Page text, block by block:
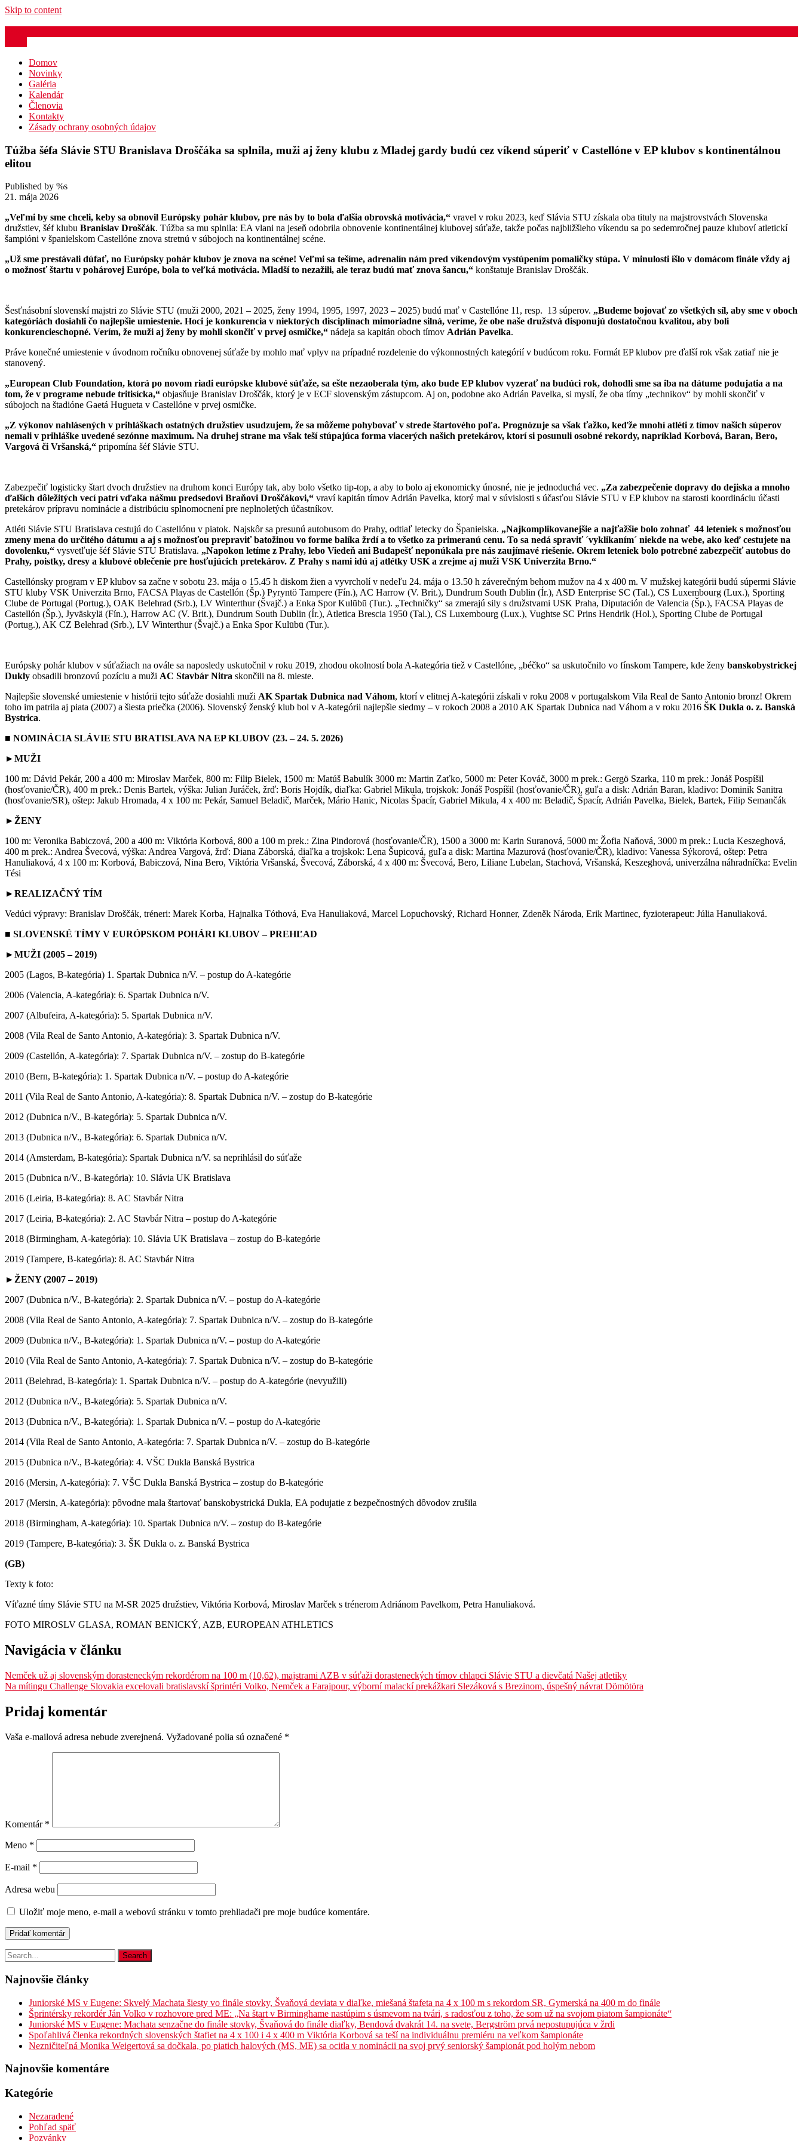
Skip to content
Domov
Novinky
Galéria
Kalendár
Členovia
Kontakty
Zásady ochrany osobných údajov
Túžba šéfa Slávie STU Branislava Droščáka sa splnila, muži aj ženy klubu z Mladej gardy budú cez víkend súperiť v Castellóne v EP klubov s kontinentálnou
elitou
Published by %s
21. mája 2026
„Veľmi by sme chceli, keby sa obnovil Európsky pohár klubov, pre nás by to bola ďalšia obrovská motivácia,“ vravel v roku 2023, keď Slávia STU získala oba tituly na majstrovstvách Slovenska
družstiev, šéf klubu Branislav Droščák. Túžba sa mu splnila: EA vlani na jeseň odobrila obnovenie kontinentálnej klubovej súťaže, takže počas najbližšieho víkendu sa po sedemročnej pauze kluboví atletickí
šampióni v španielskom Castellóne znova stretnú v súbojoch na kontinentálnej scéne.
„Už sme prestávali dúfať, no Európsky pohár klubov je znova na scéne! Veľmi sa tešíme, adrenalín nám pred víkendovým vystúpením pomaličky stúpa. V minulosti išlo v domácom finále vždy aj
o možnosť štartu v pohárovej Európe, bola to veľká motivácia. Mladší to nezažili, ale teraz budú mať znova šancu,“ konštatuje Branislav Droščák.
Šesťnásobní slovenskí majstri zo Slávie STU (muži 2000, 2021 – 2025, ženy 1994, 1995, 1997, 2023 – 2025) budú mať v Castellóne 11, resp. 13 súperov. „Budeme bojovať zo všetkých síl, aby sme v oboch
kategóriách dosiahli čo najlepšie umiestenie. Hoci je konkurencia v niektorých disciplínach mimoriadne silná, veríme, že obe naše družstvá disponujú dostatočnou kvalitou, aby boli
konkurencieschopné. Verím, že muži aj ženy by mohli skončiť v prvej osmičke,“ nádeja sa kapitán oboch tímov Adrián Pavelka.
Práve konečné umiestenie v úvodnom ročníku obnovenej súťaže by mohlo mať vplyv na prípadné rozdelenie do výkonnostných kategórií v budúcom roku. Formát EP klubov pre ďalší rok však zatiaľ nie je
stanovený.
„European Club Foundation, ktorá po novom riadi európske klubové súťaže, sa ešte nezaoberala tým, ako bude EP klubov vyzerať na budúci rok, dohodli sme sa iba na dátume podujatia a na
tom, že v programe nebude tritisícka,“ objasňuje Branislav Droščák, ktorý je v ECF slovenským zástupcom. Aj on, podobne ako Adrián Pavelka, si myslí, že oba tímy „technikov“ by mohli skončiť v
súbojoch na štadióne Gaetá Hugueta v Castellóne v prvej osmičke.
„Z výkonov nahlásených v prihláškach ostatných družstiev usudzujem, že sa môžeme pohybovať v strede štartového poľa. Prognózuje sa však ťažko, keďže mnohí atléti z tímov našich súperov
nemali v prihláške uvedené sezónne maximum. Na druhej strane ma však teší stúpajúca forma viacerých našich pretekárov, ktorí si posunuli osobné rekordy, napríklad Korbová, Baran, Bero,
Vargová či Vršanská,“ pripomína šéf Slávie STU.
Zabezpečiť logisticky štart dvoch družstiev na druhom konci Európy tak, aby bolo všetko tip-top, a aby to bolo aj ekonomicky únosné, nie je jednoduchá vec. „Za zabezpečenie dopravy do dejiska a mnoho
ďalších dôležitých vecí patrí vďaka nášmu predsedovi Braňovi Droščákovi,“ vraví kapitán tímov Adrián Pavelka, ktorý mal v súvislosti s účasťou Slávie STU v EP klubov na starosti koordináciu účasti
pretekárov prípravu nominácie a distribúciu splnomocnení pre neplnoletých účastníkov.
Atléti Slávie STU Bratislava cestujú do Castellónu v piatok. Najskôr sa presunú autobusom do Prahy, odtiaľ letecky do Španielska. „Najkomplikovanejšie a najťažšie bolo zohnať 44 leteniek s možnosťou
zmeny mena do určitého dátumu a aj s možnosťou prepraviť batožinou vo forme balíka žrdí a to všetko za primeranú cenu. To sa nedá spraviť ´vyklikaním´ niekde na webe, ako keď cestujete na
dovolenku,“ vysvetľuje šéf Slávie STU Bratislava. „Napokon letíme z Prahy, lebo Viedeň ani Budapešť neponúkala pre nás zaujímavé riešenie. Okrem leteniek bolo potrebné zabezpečiť autobus do
Prahy, poistky, dresy a klubové oblečenie pre hosťujúcich pretekárov. Z Prahy s nami idú aj atlétky USK a zrejme aj muži VSK Univerzita Brno.“
Castellónsky program v EP klubov sa začne v sobotu 23. mája o 15.45 h diskom žien a vyvrcholí v nedeľu 24. mája o 13.50 h záverečným behom mužov na 4 x 400 m. V mužskej kategórii budú súpermi Slávie
STU kluby VSK Univerzita Brno, FACSA Playas de Castellón (Šp.) Pyryntö Tampere (Fín.), AC Harrow (V. Brit.), Dundrum South Dublin (Ír.), ASD Enterprise SC (Tal.), CS Luxembourg (Lux.), Sporting
Clube de Portugal (Portug.), OAK Belehrad (Srb.), LV Winterthur (Švajč.) a Enka Spor Kulūbū (Tur.). „Techničky“ sa zmerajú sily s družstvami USK Praha, Diputación de Valencia (Šp.), FACSA Playas de
Castellón (Šp.), Jyväskylä (Fín.), Harrow AC (V. Brit.), Dundrum South Dublin (Ír.), Atletica Brescia 1950 (Tal.), CS Luxembourg (Lux.), Vughtse SC Prins Hendrik (Hol.), Sporting Clube de Portugal
(Portug.), AK CZ Belehrad (Srb.), LV Winterthur (Švajč.) a Enka Spor Kulūbū (Tur.).
Európsky pohár klubov v súťažiach na ovále sa naposledy uskutočnil v roku 2019, zhodou okolností bola A-kategória tiež v Castellóne, „béčko“ sa uskutočnilo vo fínskom Tampere, kde ženy banskobystrickej
Dukly obsadili bronzovú pozíciu a muži AC Stavbár Nitra skončili na 8. mieste.
Najlepšie slovenské umiestenie v histórii tejto súťaže dosiahli muži AK Spartak Dubnica nad Váhom, ktorí v elitnej A-kategórii získali v roku 2008 v portugalskom Vila Real de Santo Antonio bronz! Okrem
toho im patrila aj piata (2007) a šiesta priečka (2006). Slovenský ženský klub bol v A-kategórii najlepšie siedmy – v rokoch 2008 a 2010 AK Spartak Dubnica nad Váhom a v roku 2016 ŠK Dukla o. z. Banská
Bystrica.
■ NOMINÁCIA SLÁVIE STU BRATISLAVA NA EP KLUBOV (23. – 24. 5. 2026)
►MUŽI
100 m: Dávid Pekár, 200 a 400 m: Miroslav Marček, 800 m: Filip Bielek, 1500 m: Matúš Babulík 3000 m: Martin Zaťko, 5000 m: Peter Kováč, 3000 m prek.: Gergö Szarka, 110 m prek.: Jonáš Pospíšil
(hosťovanie/ČR), 400 m prek.: Denis Bartek, výška: Julian Juráček, žrď: Boris Hojdík, diaľka: Gabriel Mikula, trojskok: Jonáš Pospíšil (hosťovanie/ČR), guľa a disk: Adrián Baran, kladivo: Dominik Sanitra
(hosťovanie/SR), oštep: Jakub Hromada, 4 x 100 m: Pekár, Samuel Beladič, Marček, Mário Hanic, Nicolas Špacír, Gabriel Mikula, 4 x 400 m: Beladič, Špacír, Adrián Pavelka, Bielek, Bartek, Filip Semančák
►ŽENY
100 m: Veronika Babiczová, 200 a 400 m: Viktória Korbová, 800 a 100 m prek.: Zina Pindorová (hosťovanie/ČR), 1500 a 3000 m: Karin Suranová, 5000 m: Žofia Naňová, 3000 m prek.: Lucia Keszeghová,
400 m prek.: Andrea Švecová, výška: Andrea Vargová, žrď: Diana Záborská, diaľka a trojskok: Lena Šupicová, guľa a disk: Martina Mazurová (hosťovanie/ČR), kladivo: Vanessa Sýkorová, oštep: Petra
Hanuliaková, 4 x 100 m: Korbová, Babiczová, Nina Bero, Viktória Vršanská, Švecová, Záborská, 4 x 400 m: Švecová, Bero, Liliane Lubelan, Stachová, Vršanská, Keszeghová, univerzálna náhradníčka: Evelin
Tési
►REALIZAČNÝ TÍM
Vedúci výpravy: Branislav Droščák, tréneri: Marek Korba, Hajnalka Tóthová, Eva Hanuliaková, Marcel Lopuchovský, Richard Honner, Zdeněk Národa, Erik Martinec, fyzioterapeut: Júlia Hanuliaková.
■ SLOVENSKÉ TÍMY V EURÓPSKOM POHÁRI KLUBOV – PREHĽAD
►MUŽI (2005 – 2019)
2005 (Lagos, B-kategória) 1. Spartak Dubnica n/V. – postup do A-kategórie
2006 (Valencia, A-kategória): 6. Spartak Dubnica n/V.
2007 (Albufeira, A-kategória): 5. Spartak Dubnica n/V.
2008 (Vila Real de Santo Antonio, A-kategória): 3. Spartak Dubnica n/V.
2009 (Castellón, A-kategória): 7. Spartak Dubnica n/V. – zostup do B-kategórie
2010 (Bern, B-kategória): 1. Spartak Dubnica n/V. – postup do A-kategórie
2011 (Vila Real de Santo Antonio, A-kategória): 8. Spartak Dubnica n/V. – zostup do B-kategórie
2012 (Dubnica n/V., B-kategória): 5. Spartak Dubnica n/V.
2013 (Dubnica n/V., B-kategória): 6. Spartak Dubnica n/V.
2014 (Amsterdam, B-kategória): Spartak Dubnica n/V. sa neprihlásil do súťaže
2015 (Dubnica n/V., B-kategória): 10. Slávia UK Bratislava
2016 (Leiria, B-kategória): 8. AC Stavbár Nitra
2017 (Leiria, B-kategória): 2. AC Stavbár Nitra – postup do A-kategórie
2018 (Birmingham, A-kategória): 10. Slávia UK Bratislava – zostup do B-kategórie
2019 (Tampere, B-kategória): 8. AC Stavbár Nitra
►ŽENY (2007 – 2019)
2007 (Dubnica n/V., B-kategória): 2. Spartak Dubnica n/V. – postup do A-kategórie
2008 (Vila Real de Santo Antonio, A-kategória): 7. Spartak Dubnica n/V. – zostup do B-kategórie
2009 (Dubnica n/V., B-kategória): 1. Spartak Dubnica n/V. – postup do A-kategórie
2010 (Vila Real de Santo Antonio, A-kategória): 7. Spartak Dubnica n/V. – zostup do B-kategórie
2011 (Belehrad, B-kategória): 1. Spartak Dubnica n/V. – postup do A-kategórie (nevyužili)
2012 (Dubnica n/V., B-kategória): 5. Spartak Dubnica n/V.
2013 (Dubnica n/V., B-kategória): 1. Spartak Dubnica n/V. – postup do A-kategórie
2014 (Vila Real de Santo Antonio, A-kategória: 7. Spartak Dubnica n/V. – zostup do B-kategórie
2015 (Dubnica n/V., B-kategória): 4. VŠC Dukla Banská Bystrica
2016 (Mersin, A-kategória): 7. VŠC Dukla Banská Bystrica – zostup do B-kategórie
2017 (Mersin, A-kategória): pôvodne mala štartovať banskobystrická Dukla, EA podujatie z bezpečnostných dôvodov zrušila
2018 (Birmingham, A-kategória): 10. Spartak Dubnica n/V. – zostup do B-kategórie
2019 (Tampere, B-kategória): 3. ŠK Dukla o. z. Banská Bystrica
(GB)
Texty k foto:
Víťazné tímy Slávie STU na M-SR 2025 družstiev, Viktória Korbová, Miroslav Marček s trénerom Adriánom Pavelkom, Petra Hanuliaková.
FOTO MIROSLV GLASA, ROMAN BENICKÝ, AZB, EUROPEAN ATHLETICS
Navigácia v článku
Nemček už aj slovenským dorasteneckým rekordérom na 100 m (10,62), majstrami AZB v súťaži dorasteneckých tímov chlapci Slávie STU a dievčatá Našej atletiky
Na mítingu Challenge Slovakia excelovali bratislavskí šprintéri Volko, Nemček a Farajpour, výborní malackí prekážkari Slezáková s Brezinom, úspešný návrat Dömötöra
Pridaj komentár
Vaša e-mailová adresa nebude zverejnená. Vyžadované polia sú označené *
Komentár *
Meno *
E-mail *
Adresa webu
Uložiť moje meno, e-mail a webovú stránku v tomto prehliadači pre moje budúce komentáre.
Najnovšie články
Juniorské MS v Eugene: Skvelý Machata šiesty vo finále stovky, Švaňová deviata v diaľke, miešaná štafeta na 4 x 100 m s rekordom SR, Gymerská na 400 m do finále
Šprintérsky rekordér Ján Volko v rozhovore pred ME: „Na štart v Birminghame nastúpim s úsmevom na tvári, s radosťou z toho, že som už na svojom piatom šampionáte“
Juniorské MS v Eugene: Machata senzačne do finále stovky, Švaňová do finále diaľky, Bendová dvakrát 14. na svete, Bergström prvá nepostupujúca v žrdi
Spoľahlivá členka rekordných slovenských štafiet na 4 x 100 i 4 x 400 m Viktória Korbová sa teší na individuálnu premiéru na veľkom šampionáte
Nezničiteľná Monika Weigertová sa dočkala, po piatich halových (MS, ME) sa ocitla v nominácii na svoj prvý seniorský šampionát pod holým nebom
Najnovšie komentáre
Kategórie
Nezaradené
Pohľad späť
Pozvánky